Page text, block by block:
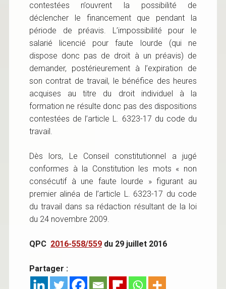
contestées n’ouvrent la possibilité de
déclencher le financement que pendant la
période de préavis. L’impossibilité pour le
salarié licencié pour faute lourde (qui ne
dispose donc pas de droit à un préavis) de
demander, postérieurement à l’expiration de
son contrat de travail, le bénéfice des heures
acquises au titre du droit individuel à la
formation ne résulte donc pas des dispositions
contestées de l’article L. 6323-17 du code du
travail.
Dès lors, Le Conseil constitutionnel a jugé
conformes à la Constitution les mots « non
consécutif à une faute lourde » figurant au
premier alinéa de l’article L. 6323-17 du code
du travail dans sa rédaction résultant de la loi
du 24 novembre 2009.
QPC 2016-558/559du 29 juillet 2016
Partager :